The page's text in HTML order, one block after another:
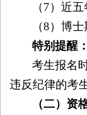
（7）近
（8）博
特别提醒：
考生报名
违反纪律的考
（二）资